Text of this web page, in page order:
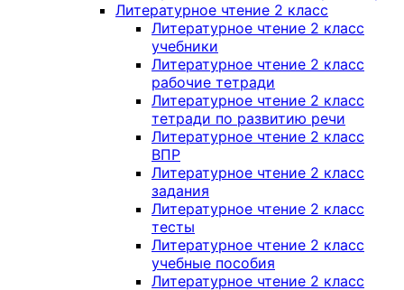
Литературное чтение 2 класс
Литературное чтение 2 класс
учебники
Литературное чтение 2 класс
рабочие тетради
Литературное чтение 2 класс
тетради по развитию речи
Литературное чтение 2 класс
ВПР
Литературное чтение 2 класс
задания
Литературное чтение 2 класс
тесты
Литературное чтение 2 класс
учебные пособия
Литературное чтение 2 класс